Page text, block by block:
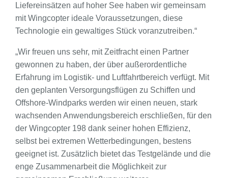
Liefereinsätzen auf hoher See haben wir gemeinsam
mit Wingcopter ideale Voraussetzungen, diese
Technologie ein gewaltiges Stück voranzutreiben.“
„Wir freuen uns sehr, mit Zeitfracht einen Partner
gewonnen zu haben, der über außerordentliche
Erfahrung im Logistik- und Luftfahrtbereich verfügt. Mit
den geplanten Versorgungsflügen zu Schiffen und
Offshore-Windparks werden wir einen neuen, stark
wachsenden Anwendungsbereich erschließen, für den
der Wingcopter 198 dank seiner hohen Effizienz,
selbst bei extremen Wetterbedingungen, bestens
geeignet ist. Zusätzlich bietet das Testgelände und die
enge Zusammenarbeit die Möglichkeit zur